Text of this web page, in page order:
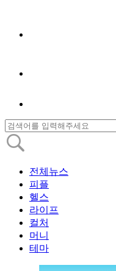
전체뉴스
피플
헬스
라이프
컬처
머니
테마